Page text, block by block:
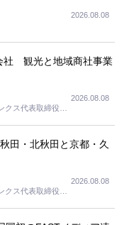
2026.08.08
社 観光と地域商社事業
ス代表取締役社
2026.08.08
田・北秋田と京都・久
ス代表取締役社
2026.08.08